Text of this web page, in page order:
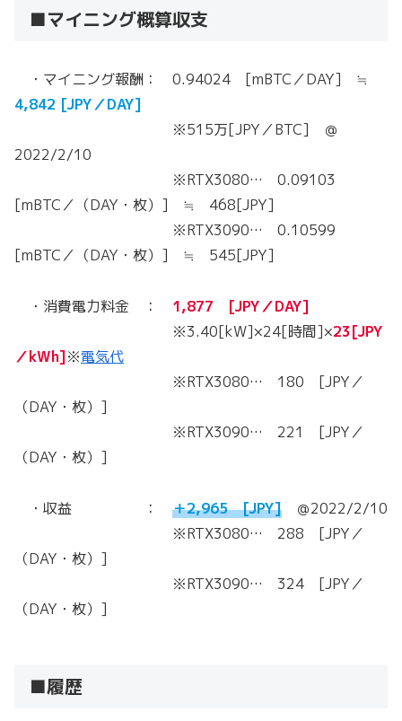
■マイニング概算収支
・マイニング報酬： 0.94024 [mBTC／DAY] ≒
4,842 [JPY／DAY]
※515万[JPY／BTC] ＠
2022/2/10
※RTX3080… 0.09103
[mBTC／（DAY・枚）] ≒ 468[JPY]
※RTX3090… 0.10599
[mBTC／（DAY・枚）] ≒ 545[JPY]
・消費電力料金 ： 1,877 [JPY／DAY]
※3.40[kW]×24[時間]×23[JPY
／kWh]※電気代
※RTX3080… 180 [JPY／
（DAY・枚）]
※RTX3090… 221 [JPY／
（DAY・枚）]
・収益 ： ＋2,965 [JPY] ＠2022/2/10
※RTX3080… 288 [JPY／
（DAY・枚）]
※RTX3090… 324 [JPY／
（DAY・枚）]
■履歴